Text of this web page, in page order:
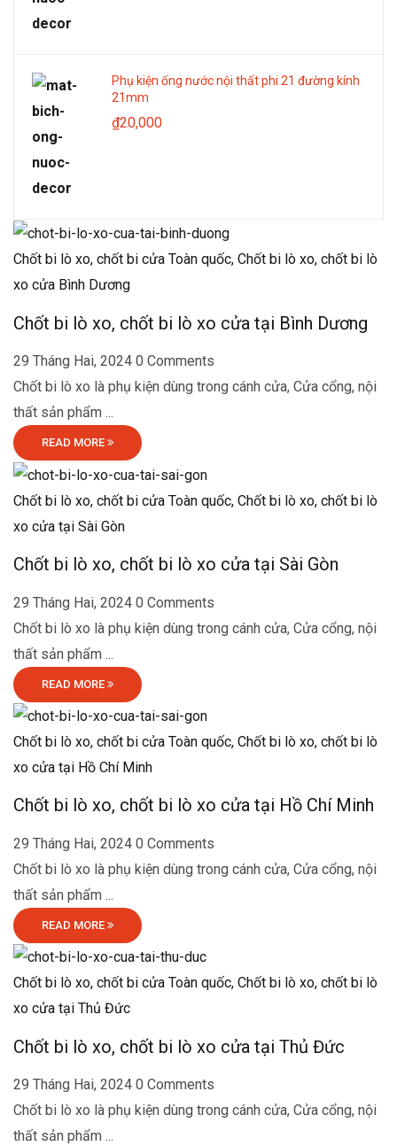
Phụ kiện ống nước nội thất phi 21 đường kính
21mm
₫20,000
Chốt bi lò xo, chốt bi cửa Toàn quốc, Chốt bi lò xo, chốt bi lò
xo cửa Bình Dương
Chốt bi lò xo, chốt bi lò xo cửa tại Bình Dương
29 Tháng Hai, 2024 0 Comments
Chốt bi lò xo là phụ kiện dùng trong cánh cửa, Cửa cổng, nội
thất sản phẩm ...
READ MORE
Chốt bi lò xo, chốt bi cửa Toàn quốc, Chốt bi lò xo, chốt bi lò
xo cửa tại Sài Gòn
Chốt bi lò xo, chốt bi lò xo cửa tại Sài Gòn
29 Tháng Hai, 2024 0 Comments
Chốt bi lò xo là phụ kiện dùng trong cánh cửa, Cửa cổng, nội
thất sản phẩm ...
READ MORE
Chốt bi lò xo, chốt bi cửa Toàn quốc, Chốt bi lò xo, chốt bi lò
xo cửa tại Hồ Chí Minh
Chốt bi lò xo, chốt bi lò xo cửa tại Hồ Chí Minh
29 Tháng Hai, 2024 0 Comments
Chốt bi lò xo là phụ kiện dùng trong cánh cửa, Cửa cổng, nội
thất sản phẩm ...
READ MORE
Chốt bi lò xo, chốt bi cửa Toàn quốc, Chốt bi lò xo, chốt bi lò
xo cửa tại Thủ Đức
Chốt bi lò xo, chốt bi lò xo cửa tại Thủ Đức
29 Tháng Hai, 2024 0 Comments
Chốt bi lò xo là phụ kiện dùng trong cánh cửa, Cửa cổng, nội
thất sản phẩm ...